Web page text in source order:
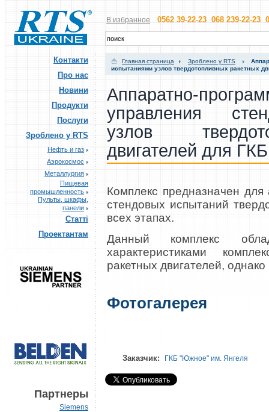
В избранное 0562 39-22-23 068 239-22-23
Контакти
Про нас
Новини
Продукти
Послуги
Зроблено у RTS
Нефть и газ
Аэрокосмос
Металлургия
Пищевая
промышленность
Пульты, шкафы,
панели
Статті
Проектантам
Партнеры
Siemens
Главная страница Зроблено у RTS
испытаниями узлов твердотопливных ракетных
Аппаратно-
управления
узлов
двигателей для
Комплекс предназначен
стендовых испытаний
всех этапах.
Данный комплекс
характеристиками
ракетных двигателей,
Фотогалерея
Заказчик: ГКБ "Южное" им. Янгеля